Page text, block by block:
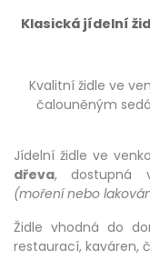
Klasická jídelní
Kvalitní židle ve
čalouněným
Jídelní židle ve
dřeva, dostupná
(moření nebo
Židle vhodná do
restaurací, kaváren,